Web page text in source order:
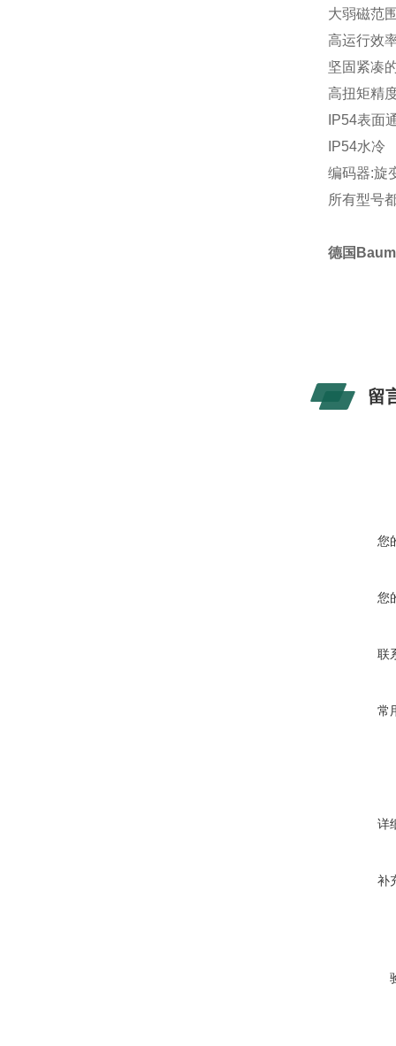
大弱磁范
高运行效
坚固紧凑
高扭矩精
IP54表面
IP54水冷
编码器:旋
所有型号
德国
留
您
您
联
常
详
补